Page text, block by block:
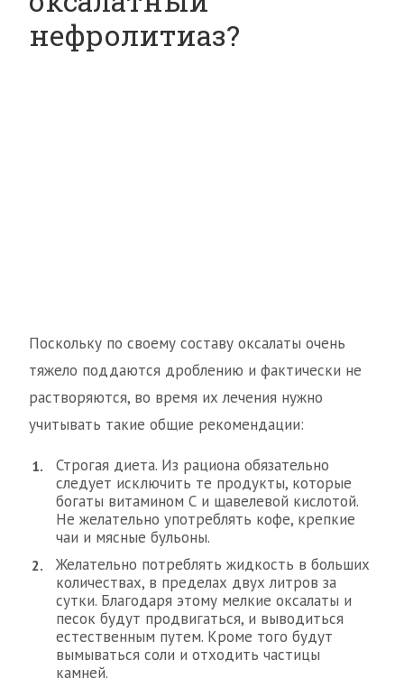
нефролитиаз?
Поскольку по своему составу оксалаты очень
тяжело поддаются дроблению и фактически не
растворяются, во время их лечения нужно
учитывать такие общие рекомендации:
Строгая диета. Из рациона обязательно
следует исключить те продукты, которые
богаты витамином С и щавелевой кислотой.
Не желательно употреблять кофе, крепкие
чаи и мясные бульоны.
Желательно потреблять жидкость в больших
количествах, в пределах двух литров за
сутки. Благодаря этому мелкие оксалаты и
песок будут продвигаться, и выводиться
естественным путем. Кроме того будут
вымываться соли и отходить частицы
камней.